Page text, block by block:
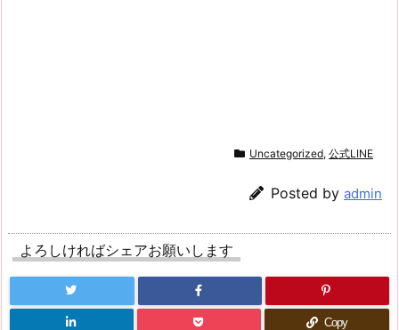
Uncategorized, 公式LINE
Posted by admin
よろしければシェアお願いします
Copy